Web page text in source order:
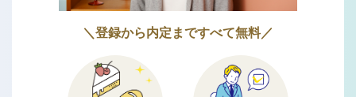
＼登録から内定まですべて無料／